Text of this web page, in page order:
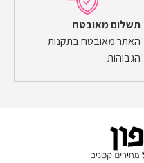
תשלום מאובטח
האתר מאובטח בתקנות
הגבוהות